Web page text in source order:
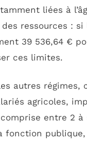
liées à
ressources :
39 536,64 €
ces limites.
autres
agricoles,
entre 2
fonction